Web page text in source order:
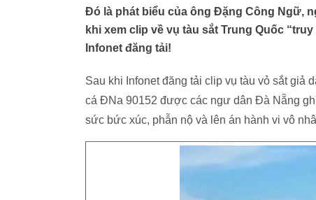
Đó là phát biểu của ông Đặng Công Ngữ,
khi xem clip về vụ tàu sắt Trung Quốc
Infonet đăng tải!
Sau khi Infonet đăng tải clip vụ tàu vỏ sắt giả
cá ĐNa 90152 được các ngư dân Đà Nẵng
sức bức xúc, phẫn nộ và lên án hành vi vô